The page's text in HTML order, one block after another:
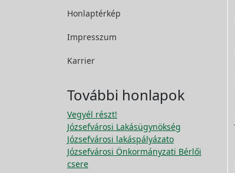
Honlaptérkép
Impresszum
Karrier
További honlapok
Vegyél részt!
Józsefvárosi Lakásügynökség
Józsefvárosi lakáspályázato
Józsefvárosi Önkormányzati Bérlői
csere